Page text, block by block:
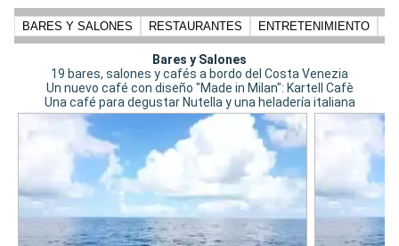
BARES Y SALONES RESTAURANTES ENTRETENIMIENTO
Bares y Salones
19 bares, salones y cafés a bordo del Costa Venezia
Un nuevo café con diseño "Made in Milan": Kartell Cafè
Una café para degustar Nutella y una heladería italiana